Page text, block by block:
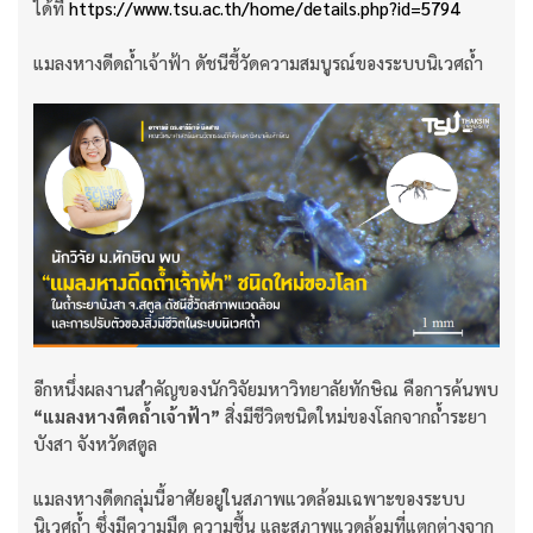
ได้ที่ https://www.tsu.ac.th/home/details.php?id=5794
แมลงหางดีดถ้ำเจ้าฟ้า ดัชนีชี้วัดความสมบูรณ์ของระบบนิเวศถ้ำ
อีกหนึ่งผลงานสำคัญของนักวิจัยมหาวิทยาลัยทักษิณ คือการค้นพบ
“แมลงหางดีดถ้ำเจ้าฟ้า” สิ่งมีชีวิตชนิดใหม่ของโลกจากถ้ำระยา
บังสา จังหวัดสตูล
แมลงหางดีดกลุ่มนี้อาศัยอยู่ในสภาพแวดล้อมเฉพาะของระบบ
นิเวศถ้ำ ซึ่งมีความมืด ความชื้น และสภาพแวดล้อมที่แตกต่างจาก